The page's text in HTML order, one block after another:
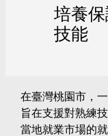
培養
技能
在臺灣桃園市，
旨在支援對熟練
當地就業市場的就